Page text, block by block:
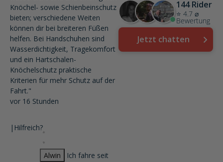
Knöchel- sowie Schienbeinschutz
bieten; verschiedene Weiten
können dir bei breiteren Füßen
helfen. Bei Handschuhen sind
Wasserdichtigkeit, Tragekomfort
und ein Hartschalen-
Knöchelschutz praktische
Kriterien für mehr Schutz auf der
Fahrt."
vor 16 Stunden
| Hilfreich?
Alwin
Ich fahre seit
144 Rider
⭐ 4.7 ⌀
Bewertung
Jetzt chatten